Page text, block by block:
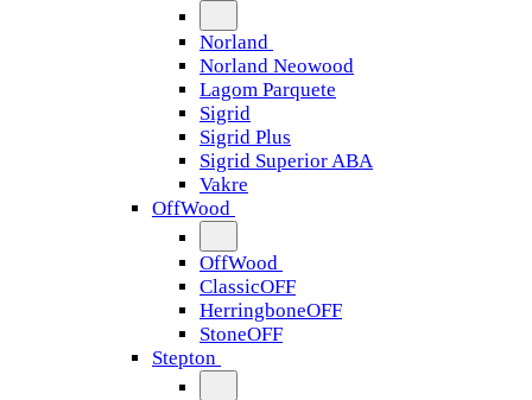
Norland
Norland Neowood
Lagom Parquete
Sigrid
Sigrid Plus
Sigrid Superior ABA
Vakre
OffWood
OffWood
ClassicOFF
HerringboneOFF
StoneOFF
Stepton